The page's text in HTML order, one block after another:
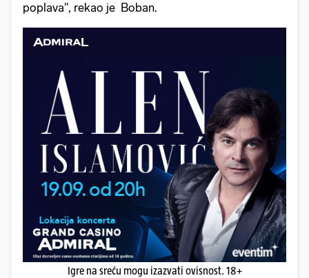
poplava", rekao je Boban.
Igre na sreću mogu izazvati ovisnost. 18+